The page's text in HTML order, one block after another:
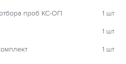
проб КС-ОП 1 шт
1 шт
1 шт